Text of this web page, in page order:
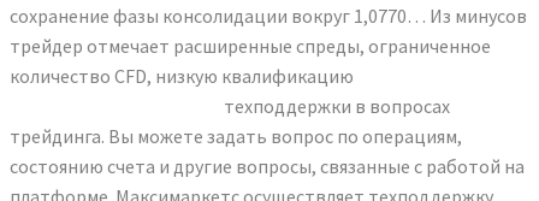
сохранение фазы консолидации вокруг 1,0770… Из минусов
трейдер отмечает расширенные спреды, ограниченное
количество CFD, низкую квалификацию
техподдержки в вопросах
трейдинга. Вы можете задать вопрос по операциям,
состоянию счета и другие вопросы, связанные с работой на